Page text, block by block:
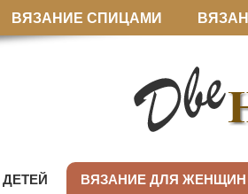
ВЯЗАНИЕ СПИЦАМИ
ВЯЗАНИЕ ДЛЯ ЖЕНЩИН